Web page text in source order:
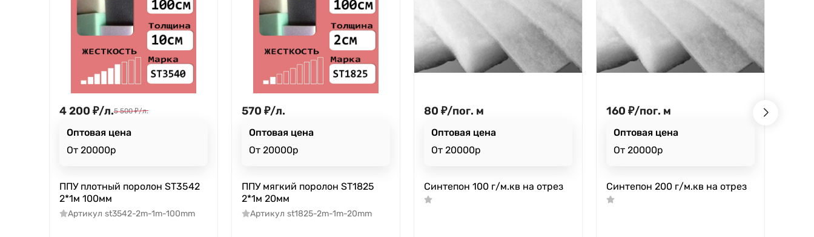
4 200 ₽/л.5 500 ₽/л.
Оптовая цена
От 20000р
ППУ плотный поролон ST3542
2*1м 100мм
Артикул st3542-2m-1m-100mm
570 ₽/л.
Оптовая цена
От 20000р
ППУ мягкий поролон ST1825
2*1м 20мм
Артикул st1825-2m-1m-20mm
80 ₽/пог. м
Оптовая цена
От 20000р
Синтепон 100 г/м.кв на отрез
160 ₽/пог. м
Оптовая цена
От 20000р
Синтепон 200 г/м.кв на отрез